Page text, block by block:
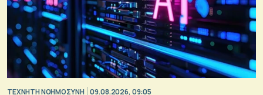
TΕΧΝΗΤΗ ΝΟΗΜΟΣΥΝΗ 09.08.2026, 09:05